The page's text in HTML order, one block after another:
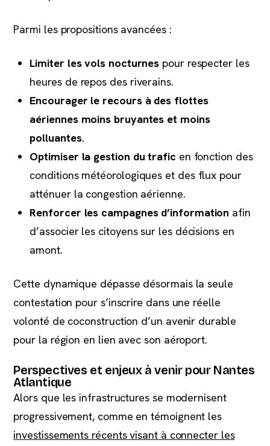
Parmi les propositions avancées :
Limiter les vols nocturnes pour respecter les
heures de repos des riverains.
Encourager le recours à des flottes
aériennes moins bruyantes et moins
polluantes.
Optimiser la gestion du trafic en fonction des
conditions météorologiques et des flux pour
atténuer la congestion aérienne.
Renforcer les campagnes d’information afin
d’associer les citoyens sur les décisions en
amont.
Cette dynamique dépasse désormais la seule
contestation pour s’inscrire dans une réelle
volonté de coconstruction d’un avenir durable
pour la région en lien avec son aéroport.
Perspectives et enjeux à venir pour Nantes
Atlantique
Alors que les infrastructures se modernisent
progressivement, comme en témoignent les
investissements récents visant à connecter les